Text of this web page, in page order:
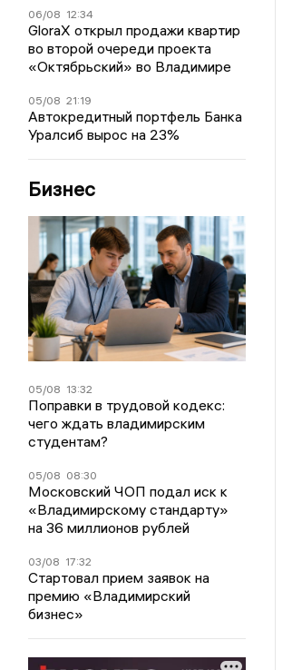
06/08 12:34
GloraX открыл продажи квартир
во второй очереди проекта
«Октябрьский» во Владимире
05/08 21:19
Автокредитный портфель Банка
Уралсиб вырос на 23%
Бизнес
05/08 13:32
Поправки в трудовой кодекс:
чего ждать владимирским
студентам?
05/08 08:30
Московский ЧОП подал иск к
«Владимирскому стандарту»
на 36 миллионов рублей
03/08 17:32
Стартовал прием заявок на
премию «Владимирский
бизнес»